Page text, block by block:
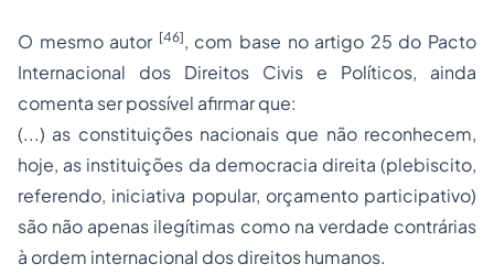
O mesmo autor [46], com base no artigo 25 do Pacto
Internacional dos Direitos Civis e Políticos, ainda
comenta ser possível afirmar que:
(...) as constituições nacionais que não reconhecem,
hoje, as instituições da democracia direita (plebiscito,
referendo, iniciativa popular, orçamentoparticipativo)
são não apenas ilegítimas como na verdade contrárias
à ordem internacional dos direitos humanos.